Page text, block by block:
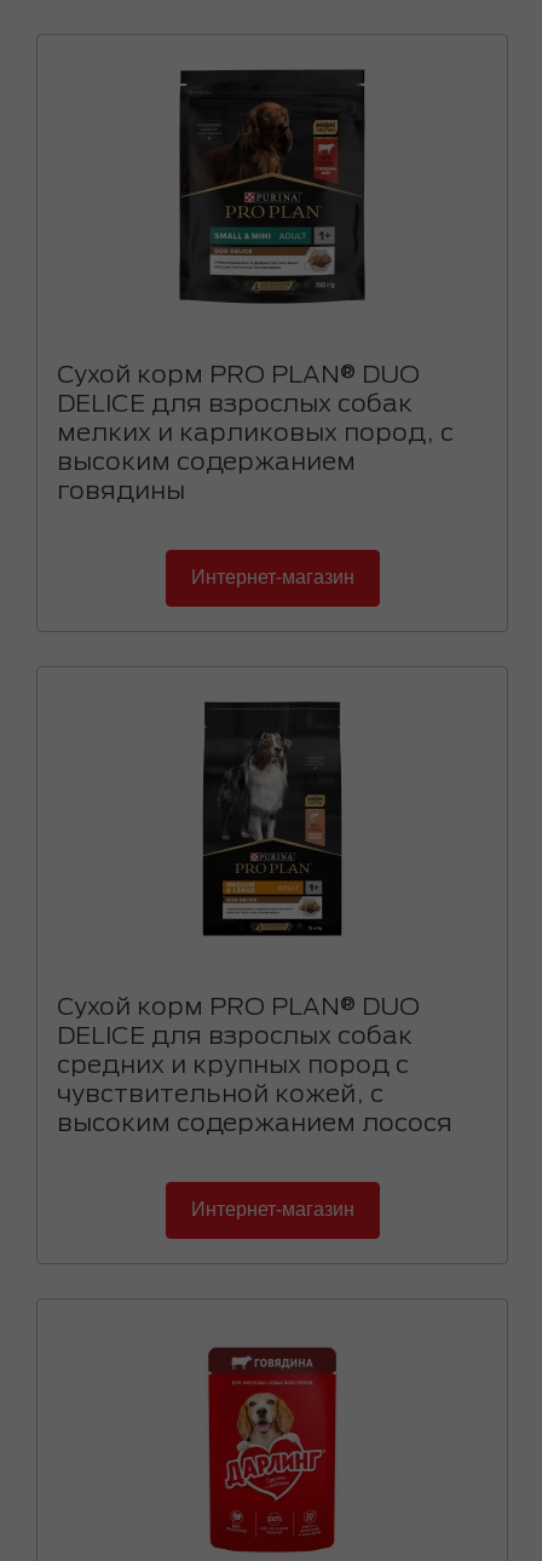
Сухой корм PRO PLAN® DUO
DELICE для взрослых собак
мелких и карликовых пород, с
высоким содержанием
говядины
Интернет-магазин
Сухой корм PRO PLAN® DUO
DELICE для взрослых собак
средних и крупных пород с
чувствительной кожей, с
высоким содержанием лосося
Интернет-магазин